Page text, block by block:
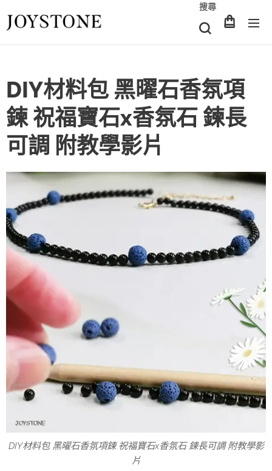
搜尋
DIY材料包 黑曜石香氛項
鍊 祝福寶石x香氛石 鍊長
可調 附教學影片
DIY材料包 黑曜石香氛項鍊 祝福寶石x香氛石 鍊長可調 附教學影
片
DIY材料包振興優惠組 香氛項鍊 祝福寶石串珠x香氛石